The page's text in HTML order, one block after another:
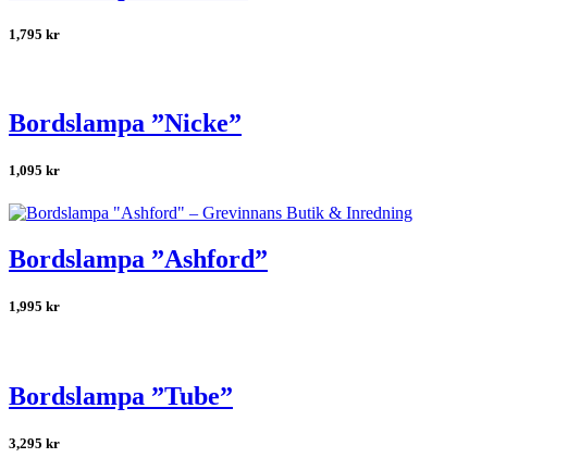
1,795 kr
Bordslampa ”Nicke”
1,095 kr
Bordslampa ”Ashford”
1,995 kr
Bordslampa ”Tube”
3,295 kr